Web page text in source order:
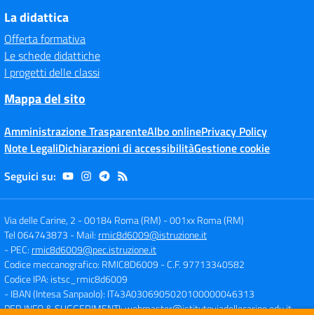
La didattica
Offerta formativa
Le schede didattiche
I progetti delle classi
Mappa del sito
Amministrazione TrasparenteAlbo onlinePrivacy Policy
Note LegaliDichiarazioni di accessibilitàGestione cookie
Seguici su:
Via delle Carine, 2 - 00184 Roma (RM) -001xx Roma (RM)
Tel 064743873 - Mail: rmic8d6009@istruzione.it
- PEC: rmic8d6009@pec.istruzione.it
Codice meccanografico: RMIC8D6009 - C.F. 97713340582
Codice IPA: istsc_rmic8d6009
- IBAN (Intesa Sanpaolo): IT43A0306905020100000046313
PER INFO & SUGGERIMENTI:webmaster@istitutoviadellecarine.edu.it